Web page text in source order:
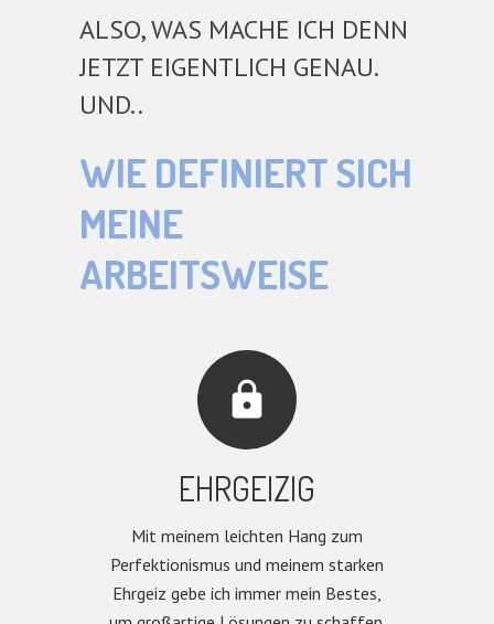
ALSO, WAS MACHE ICH DENN
JETZT EIGENTLICH GENAU.
UND..
WIE DEFINIERT SICH
MEINE
ARBEITSWEISE
lock
EHRGEIZIG
Mit meinem leichten Hang zum
Perfektionismus und meinem starken
Ehrgeiz gebe ich immer mein Bestes,